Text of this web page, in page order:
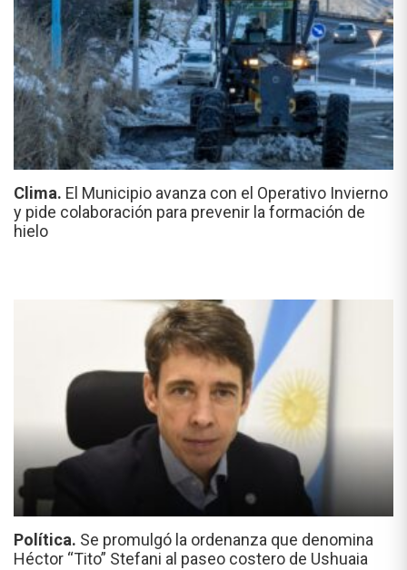
Clima. El Municipio avanza con el Operativo Invierno
y pide colaboración para prevenir la formación de
hielo
Política. Se promulgó la ordenanza que denomina
Héctor “Tito” Stefani al paseo costero de Ushuaia